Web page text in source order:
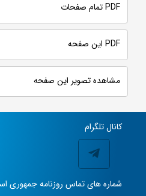
PDF تمام صفحات
PDF این صفحه
مشاهده تصویر این صفحه
کانال تلگرام
شماره های تماس روزنامه جمهوری